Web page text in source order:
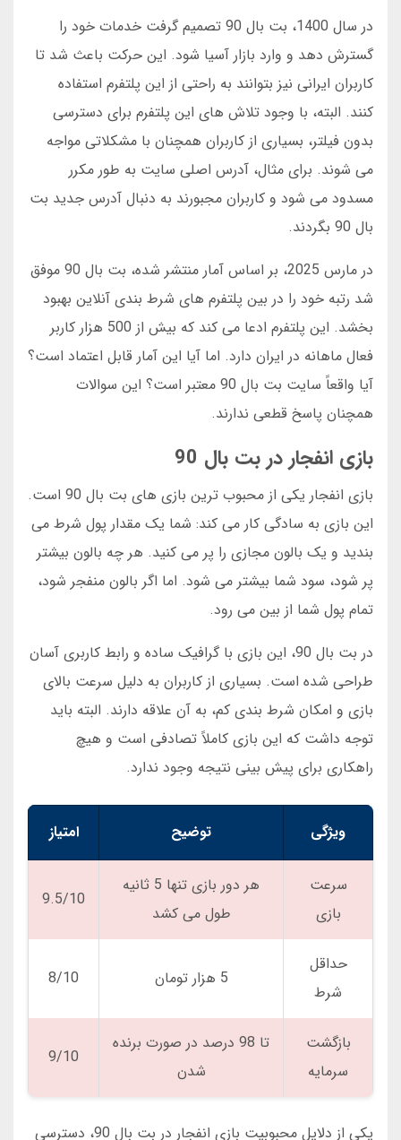
در سال 1400، بت بال 90 تصمیم گرفت خدمات خود را
گسترش دهد و وارد بازار آسیا شود. این حرکت باعث شد تا
کاربران ایرانی نیز بتوانند به راحتی از این پلتفرم استفاده
کنند. البته، با وجود تلاش های این پلتفرم برای دسترسی
بدون فیلتر، بسیاری از کاربران همچنان با مشکلاتی مواجه
می شوند. برای مثال، آدرس اصلی سایت به طور مکرر
مسدود می شود و کاربران مجبورند به دنبال آدرس جدید بت
بال 90 بگردند.
در مارس 2025، بر اساس آمار منتشر شده، بت بال 90 موفق
شد رتبه خود را در بین پلتفرم های شرط بندی آنلاین بهبود
بخشد. این پلتفرم ادعا می کند که بیش از 500 هزار کاربر
فعال ماهانه در ایران دارد. اما آیا این آمار قابل اعتماد است؟
آیا واقعاً سایت بت بال 90 معتبر است؟ این سوالات
همچنان پاسخ قطعی ندارند.
بازی انفجار در بت بال 90
بازی انفجار یکی از محبوب ترین بازی های بت بال 90 است.
این بازی به سادگی کار می کند: شما یک مقدار پول شرط می
بندید و یک بالون مجازی را پر می کنید. هر چه بالون بیشتر
پر شود، سود شما بیشتر می شود. اما اگر بالون منفجر شود،
تمام پول شما از بین می رود.
در بت بال 90، این بازی با گرافیک ساده و رابط کاربری آسان
طراحی شده است. بسیاری از کاربران به دلیل سرعت بالای
بازی و امکان شرط بندی کم، به آن علاقه دارند. البته باید
توجه داشت که این بازی کاملاً تصادفی است و هیچ
راهکاری برای پیش بینی نتیجه وجود ندارد.
ویژگی توضیح امتیاز
سرعت
بازی
هر دور بازی تنها 5 ثانیه
طول می کشد
9.5/10
حداقل
شرط
5 هزار تومان 8/10
بازگشت
سرمایه
تا 98 درصد در صورت برنده
شدن
9/10
یکی از دلایل محبوبیت بازی انفجار در بت بال 90، دسترسی